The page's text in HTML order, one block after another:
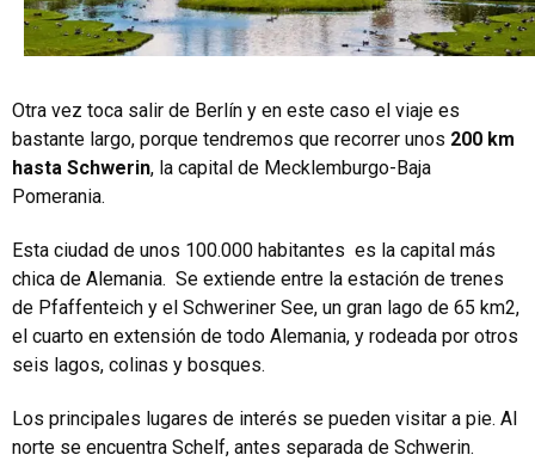
Otra vez toca salir de Berlín y en este caso el viaje es
bastante largo, porque tendremos que recorrer unos 200 km
hasta Schwerin, la capital de Mecklemburgo-Baja
Pomerania.
Esta ciudad de unos 100.000 habitantes es la capital más
chica de Alemania. Se extiende entre la estación de trenes
de Pfaffenteich y el Schweriner See, un gran lago de 65 km2,
el cuarto en extensión de todo Alemania, y rodeada por otros
seis lagos, colinas y bosques.
Los principales lugares de interés se pueden visitar a pie. Al
norte se encuentra Schelf, antes separada de Schwerin.